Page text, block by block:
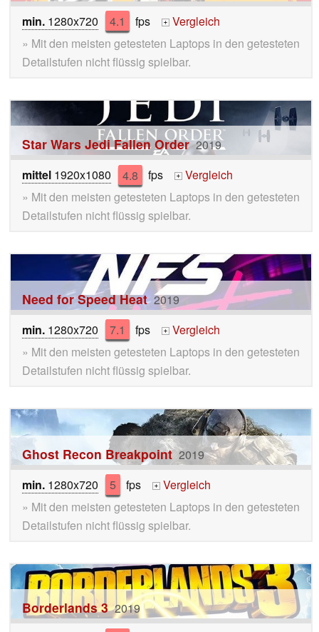
min. 1280x720 4.1 fps +
Vergleich
» Mit den meisten getesteten Laptops in den getesteten
Detailstufen nicht flüssig spielbar.
Star Wars Jedi Fallen Order 2019
mittel 1920x1080 4.8 fps +
Vergleich
» Mit den meisten getesteten Laptops in den getesteten
Detailstufen nicht flüssig spielbar.
Need for Speed Heat 2019
min. 1280x720 7.1 fps +
Vergleich
» Mit den meisten getesteten Laptops in den getesteten
Detailstufen nicht flüssig spielbar.
Ghost Recon Breakpoint 2019
min. 1280x720 5 fps +
Vergleich
» Mit den meisten getesteten Laptops in den getesteten
Detailstufen nicht flüssig spielbar.
Borderlands 3 2019